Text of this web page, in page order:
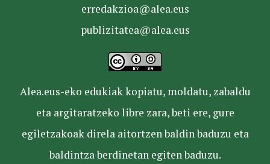
erredakzioa@alea.eus
publizitatea@alea.eus
Alea.eus-eko edukiak kopiatu, moldatu, zabaldu
eta argitaratzeko libre zara, beti ere, gure
egiletzakoak direla aitortzen baldin baduzu eta
baldintza berdinetan egiten baduzu.